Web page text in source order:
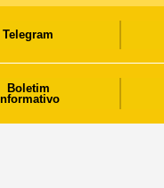
Telegram
Boletim